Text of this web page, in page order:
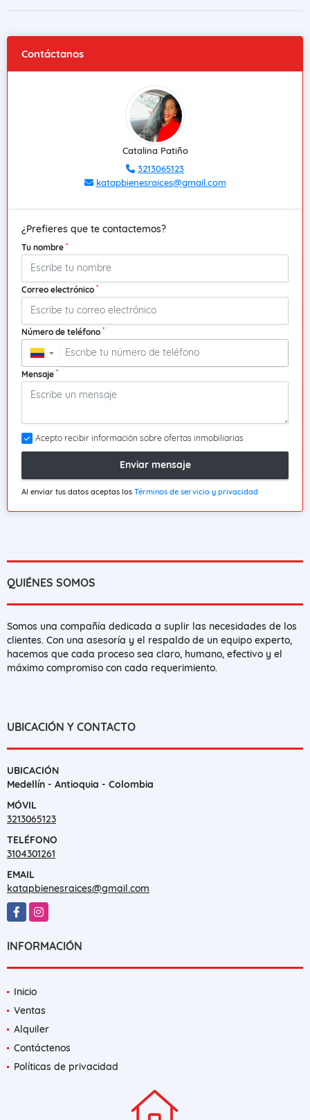
Contáctanos
Catalina Patiño
3213065123
katapbienesraices@gmail.com
¿Prefieres que te contactemos?
Tu nombre *
Correo electrónico *
Número de teléfono *
▼
Mensaje *
Acepto recibir información sobre ofertas inmobiliarias
Enviar mensaje
Al enviar tus datos aceptas los Términos de servicio y privacidad
QUIÉNES SOMOS
Somos una compañía dedicada a suplir las necesidades de los
clientes. Con una asesoría y el respaldo de un equipo experto,
hacemos que cada proceso sea claro, humano, efectivo y el
máximo compromiso con cada requerimiento.
UBICACIÓN Y CONTACTO
UBICACIÓN
Medellín - Antioquia - Colombia
MÓVIL
3213065123
TELÉFONO
3104301261
EMAIL
katapbienesraices@gmail.com
FacebookInstagram
INFORMACIÓN
Inicio
Ventas
Alquiler
Contáctenos
Políticas de privacidad